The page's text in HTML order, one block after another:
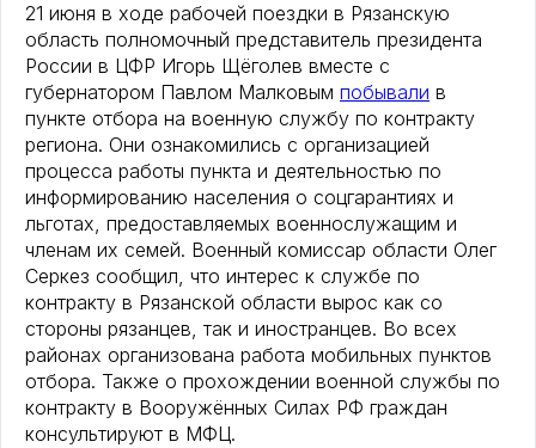
21 июня в ходе рабочей поездки в Рязанскую
область полномочный представитель президента
России в ЦФР Игорь Щёголев вместе с
губернатором Павлом Малковым побывали в
пункте отбора на военную службу по контракту
региона. Они ознакомились с организацией
процесса работы пункта и деятельностью по
информированию населения о соцгарантиях и
льготах, предоставляемых военнослужащим и
членам их семей. Военный комиссар области Олег
Серкез сообщил, что интерес к службе по
контракту в Рязанской области вырос как со
стороны рязанцев, так и иностранцев. Во всех
районах организована работа мобильных пунктов
отбора. Также о прохождении военной службы по
контракту в Вооружённых Силах РФ граждан
консультируют в МФЦ.